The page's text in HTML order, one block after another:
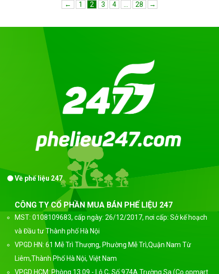
← 1 2 3 4 … 28 →
Về phế liệu 247
CÔNG TY CỔ PHẦN MUA BÁN PHẾ LIỆU 247
MST: 0108109683, cấp ngày: 26/12/2017, nơi cấp: Sở kế hoạch
và Đầu tư Thành phố Hà Nội
VPGD HN: 61 Mễ Trì Thượng, Phường Mễ Trì,Quận Nam Từ
Liêm,Thành Phố Hà Nội, Việt Nam
VPGD HCM: Phòng 13.09 - Lô C, Số 974A Trường Sa (Co.opmart